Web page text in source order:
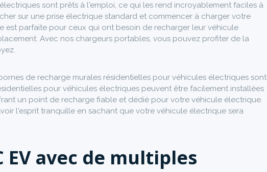
sont prêts à l'emploi, ce qui les rend incroyablement faciles à
sur une prise électrique standard et commencer à charger votre
parfaite pour ceux qui ont besoin de recharger leur véhicule
Avec nos chargeurs portables, vous pouvez profiter de la
de recharge murales résidentielles pour véhicules électriques sont
pour véhicules électriques peuvent être facilement installées
un point de recharge fiable et dédié pour votre véhicule électrique.
l'esprit tranquille en sachant que votre véhicule électrique sera
EV avec de multiples